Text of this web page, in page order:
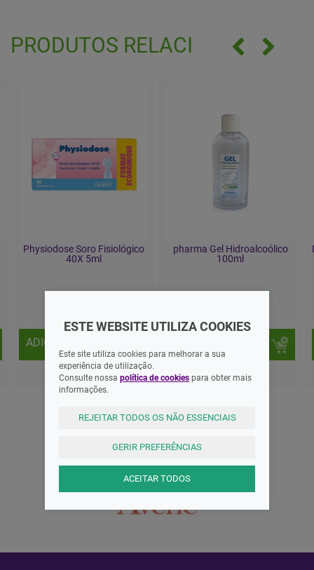
PRODUTOS RELACIONADOS
Physiodose Soro Fisiológico
40X 5ml
ADICIONAR
pharma Gel Hidroalcoólico
100ml
ESTE WEBSITE UTILIZA COOKIES
Este site utiliza cookies para melhorar a sua
experiência de utilização.
Consulte nossa política de cookies para obter mais
informações.
REJEITAR TODOS OS NÃO ESSENCIAIS
GERIR PREFERÊNCIAS
ACEITAR TODOS